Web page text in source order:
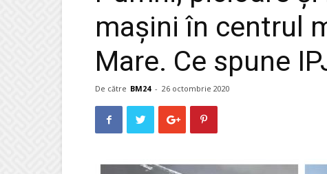
mașini în centrul
Mare. Ce spune
De către BM24 - 26 octombrie 2020